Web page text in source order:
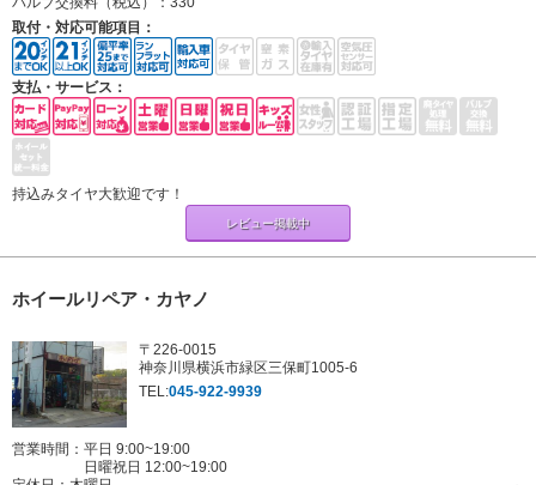
取付・対応可能項目：
支払・サービス：
持込みタイヤ大歓迎です！
レビュー掲載中
ホイールリペア・カヤノ
〒226-0015
神奈川県横浜市緑区三保町1005-6
TEL:045-922-9939
営業時間：平日 9:00~19:00
日曜祝日 12:00~19:00